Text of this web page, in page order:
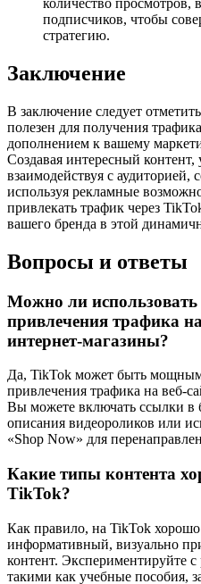
количество просмотров,
подписчиков, чтобы
стратегию.
Заключение
В заключение следует
полезен для получения
дополнением к вашему
Создавая интересный контент,
взаимодействуя с аудиторией,
используя рекламные
привлекать трафик через
вашего бренда в этой
Вопросы и ответы
Можно ли
привлечения трафика
интернет-магазины?
Да, TikTok может быть
привлечения трафика на веб-
Вы можете включать ссылки в
описания видеороликов или
«Shop Now» для
Какие типы контента
TikTok?
Как правило, на TikTok хорошо
информативный, визуально
контент. Экспериментируйте
такими как учебные пособия,